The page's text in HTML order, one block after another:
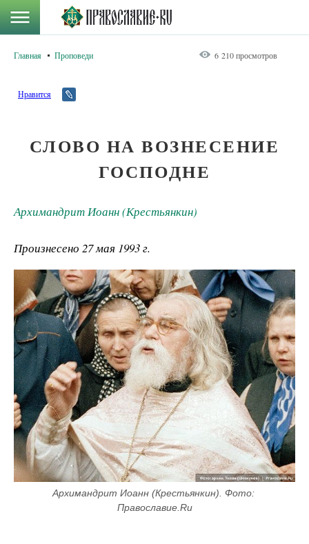
Главная Проповеди 6 210 просмотров
Нравится
СЛОВО НА ВОЗНЕСЕНИЕ
ГОСПОДНЕ
Архимандрит Иоанн (Крестьянкин)
Произнесено 27 мая 1993 г.
Архимандрит Иоанн (Крестьянкин). Фото:
Православие.Ru